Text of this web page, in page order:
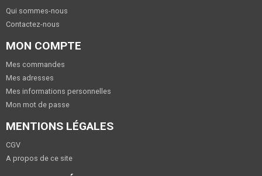
Qui sommes-nous
Contactez-nous
MON COMPTE
Mes commandes
Mes adresses
Mes informations personnelles
Mon mot de passe
MENTIONS LÉGALES
CGV
A propos de ce site